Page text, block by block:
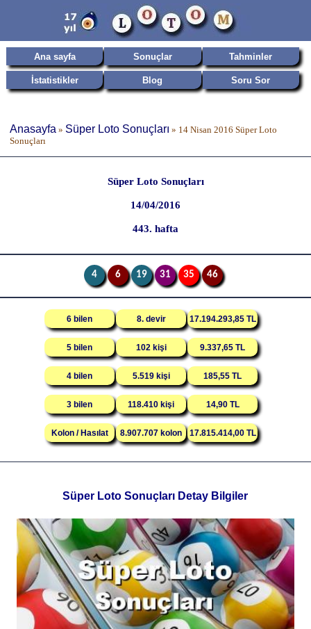
Ana sayfa Sonuçlar Tahminler
İstatistikler Blog Soru Sor
Anasayfa » Süper Loto Sonuçları » 14 Nisan 2016 Süper Loto
Sonuçları
Süper Loto Sonuçları
14/04/2016
443. hafta
4 6 19 31 35 46
6 bilen 8. devir 17.194.293,85 TL
5 bilen 102 kişi 9.337,65 TL
4 bilen 5.519 kişi 185,55 TL
3 bilen 118.410 kişi 14,90 TL
Kolon / Hasılat 8.907.707 kolon 17.815.414,00 TL
Süper Loto Sonuçları Detay Bilgiler